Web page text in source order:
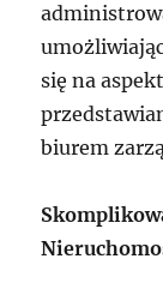
się na
biurem